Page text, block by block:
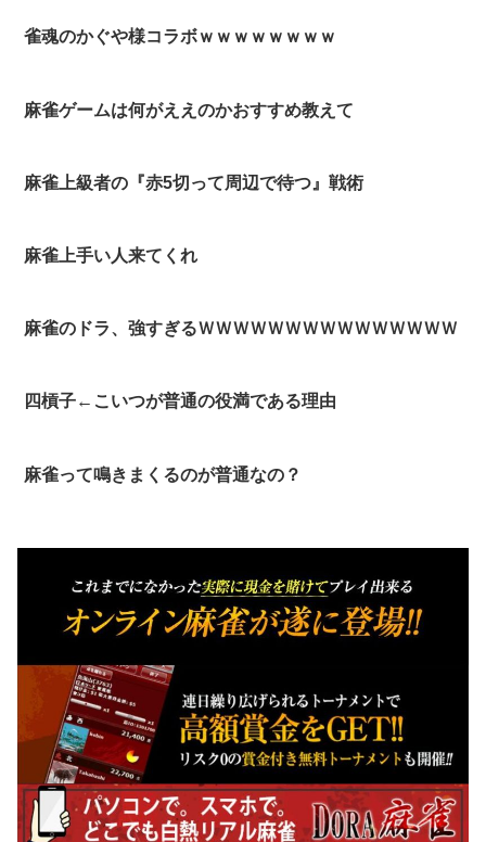
雀魂のかぐや様コラボｗｗｗｗｗｗｗｗ
麻雀ゲームは何がええのかおすすめ教えて
麻雀上級者の『赤5切って周辺で待つ』戦術
麻雀上手い人来てくれ
麻雀のドラ、強すぎるＷＷＷＷＷＷＷＷＷＷＷＷＷＷＷ
四槓子←こいつが普通の役満である理由
麻雀って鳴きまくるのが普通なの？